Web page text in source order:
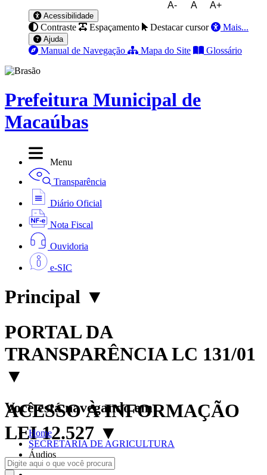
A- A A+
Acessibilidade
Contraste Espaçamento Destacar cursor Mais...
Ajuda
Manual de Navegação Mapa do Site Glossário
Prefeitura Municipal de
Macaúbas
Menu
Transparência
Diário Oficial
Nota Fiscal
Ouvidoria
e-SIC
Principal ▼
PORTAL DA
TRANSPARÊNCIA LC 131/01
▼
ACESSO À INFORMAÇÃO
LEI 12.527 ▼
Você está navegando em:
Home
SECRETARIA DE AGRICULTURA
Áudios